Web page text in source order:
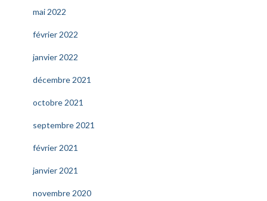
mai 2022
février 2022
janvier 2022
décembre 2021
octobre 2021
septembre 2021
février 2021
janvier 2021
novembre 2020